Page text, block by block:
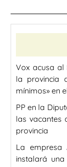
Vox acusa al
la provincia
mínimos» en
PP en la
las vacantes
provincia
La empresa
instalará